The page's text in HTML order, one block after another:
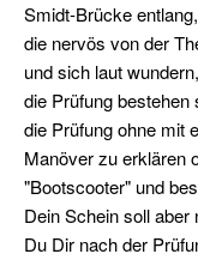
Short
Range
Certificate
(SRC)
UKW-
Sprechfunk
Binnen
(UBI)
Smidt-Brücke
die nervös von der
und sich laut
die Prüfung
die Prüfung ohne mit
Manöver zu erklären
"Bootscooter" und
Dein Schein soll
Du Dir nach der